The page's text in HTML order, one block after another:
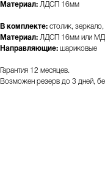
Материал: ЛДСП 16мм
В комплекте: столик,
Материал: ЛДСП 16мм или
Направляющие: шариковые
Гарантия 12 месяцев.
Возможен резерв до 3 дней,